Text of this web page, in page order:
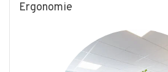
Ergonomie